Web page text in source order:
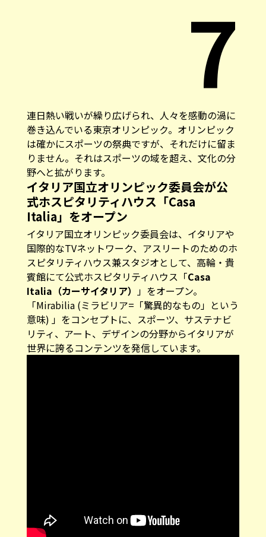
7
連日熱い戦いが繰り広げられ、人々を感動の渦に
巻き込んでいる東京オリンピック。オリンピック
は確かにスポーツの祭典ですが、それだけに留ま
りません。それはスポーツの域を超え、文化の分
野へと拡がります。
イタリア国立オリンピック委員会が公
式ホスピタリティハウス「Casa
Italia」をオープン
イタリア国立オリンピック委員会は、イタリアや
国際的なTVネットワーク、アスリートのためのホ
スピタリティハウス兼スタジオとして、高輪・貴
賓館にて公式ホスピタリティハウス「Casa
Italia（カーサイタリア）
」をオープン。
「Mirabilia (ミラビリア=「驚異的なもの」という
意味) 」をコンセプトに、スポーツ、サステナビ
リティ、アート、デザインの分野からイタリアが
世界に誇るコンテンツを発信しています。